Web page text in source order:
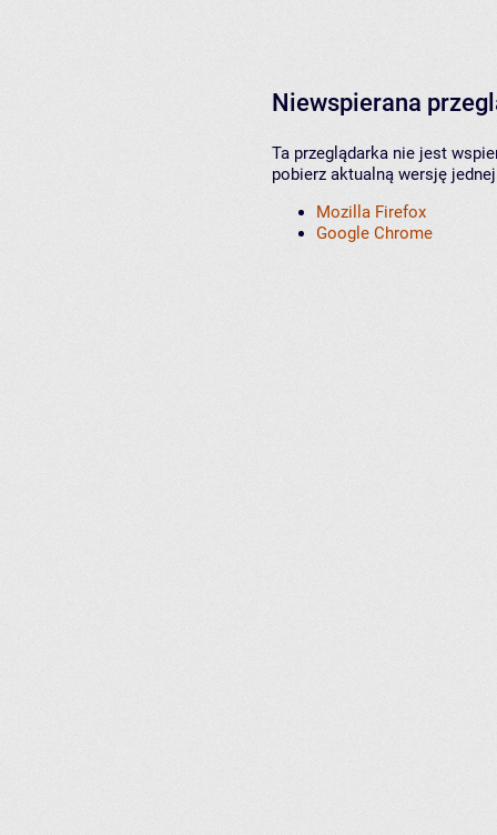
Niewspierana
Ta przeglądarka nie jest
pobierz aktualną wersję
Mozilla Firefox
Google Chrome